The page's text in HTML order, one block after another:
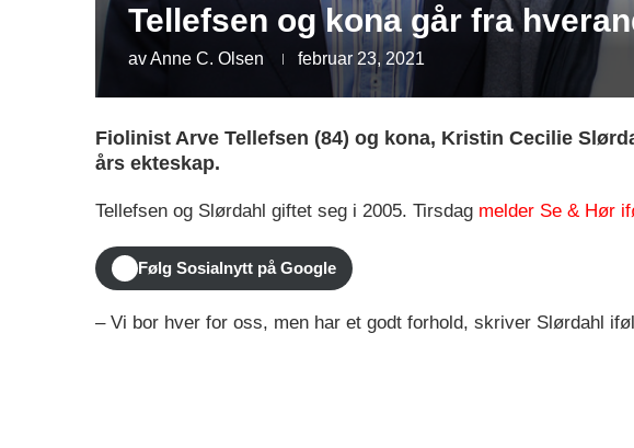
Tellefsen og kona går fra
avAnne C. Olsen februar 23, 2021
Fiolinist Arve Tellefsen (84) og kona, Kristin Cecilie
års ekteskap.
Tellefsen og Slørdahl giftet seg i 2005. Tirsdag melder Se & Hør
Følg Sosialnytt på Google
– Vi bor hver for oss, men har et godt forhold, skriver Slørdahl